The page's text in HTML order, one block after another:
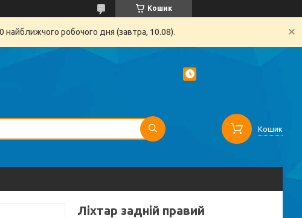
Кошик
найближчого робочого дня (завтра, 10.08).
Кошик
Ліхтар задній правий